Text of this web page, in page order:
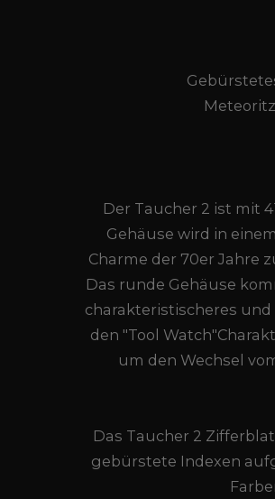
Der Taucher 2 ist mit
Gehäuse wird in
Charme der 70er Jahre
Das runde Gehäuse
charakteristischeres
den "Tool
um den Wechsel
Das Taucher 2
gebürstete Indexen